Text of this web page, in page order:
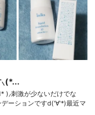
⸜(*...
刺激が少ないだけでな
デーションですd('∀'*)最近マ